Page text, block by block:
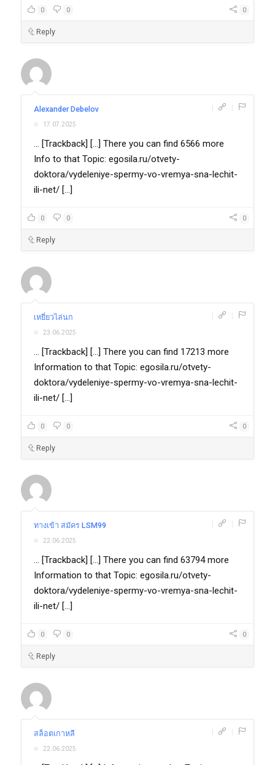
0 0 0
Reply
Alexander Debelov
17.07.2025
... [Trackback] [...] There you can find 6566 more
Info to that Topic: egosila.ru/otvety-
doktora/vydeleniye-spermy-vo-vremya-sna-lechit-
ili-net/ [...]
0 0 0
Reply
เหยี่ยวไล่นก
23.06.2025
... [Trackback] [...] There you can find 17213 more
Information to that Topic: egosila.ru/otvety-
doktora/vydeleniye-spermy-vo-vremya-sna-lechit-
ili-net/ [...]
0 0 0
Reply
ทางเข้า สมัคร LSM99
22.06.2025
... [Trackback] [...] There you can find 63794 more
Information to that Topic: egosila.ru/otvety-
doktora/vydeleniye-spermy-vo-vremya-sna-lechit-
ili-net/ [...]
0 0 0
Reply
สล็อตเกาหลี
22.06.2025